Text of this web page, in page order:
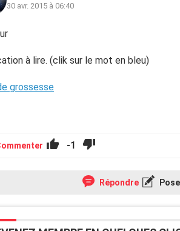
30 avr. 2015 à 06:40
à lire. (clik sur le mot en bleu)
grossesse
-1
Répondre